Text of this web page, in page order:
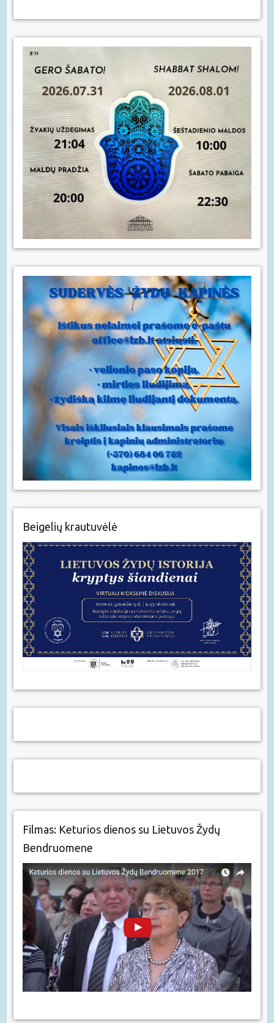
Beigelių krautuvėlė
Filmas: Keturios dienos su Lietuvos Žydų
Bendruomene